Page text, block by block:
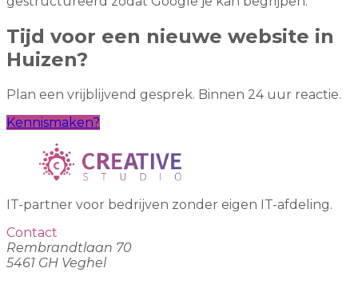
Tijd voor een nieuwe website in
Huizen?
Plan een vrijblijvend gesprek. Binnen 24 uur reactie.
Kennismaken?
IT-partner voor bedrijven zonder eigen IT-afdeling.
Contact
Rembrandtlaan 70
5461 GH Veghel